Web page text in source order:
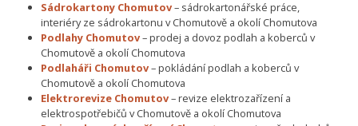
Sádrokartony Chomutov– sádrokartonářské práce,
interiéry ze sádrokartonu v Chomutově a okolí Chomutova
Podlahy Chomutov– prodej a dovoz podlah a koberců v
Chomutově a okolí Chomutova
Podlaháři Chomutov– pokládání podlah a koberců v
Chomutově a okolí Chomutova
Elektrorevize Chomutov– revize elektrozařízení a
elektrospotřebičů v Chomutově a okolí Chomutova